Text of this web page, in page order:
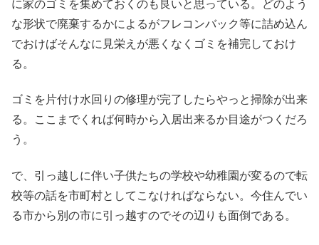
に家のゴミを集めておくのも良いと思っている。どのよう
な形状で廃棄するかによるがフレコンバック等に詰め込ん
でおけばそんなに見栄えが悪くなくゴミを補完しておけ
る。
ゴミを片付け水回りの修理が完了したらやっと掃除が出来
る。ここまでくれば何時から入居出来るか目途がつくだろ
う。
で、引っ越しに伴い子供たちの学校や幼稚園が変るので転
校等の話を市町村としてこなければならない。今住んでい
る市から別の市に引っ越すのでその辺りも面倒である。